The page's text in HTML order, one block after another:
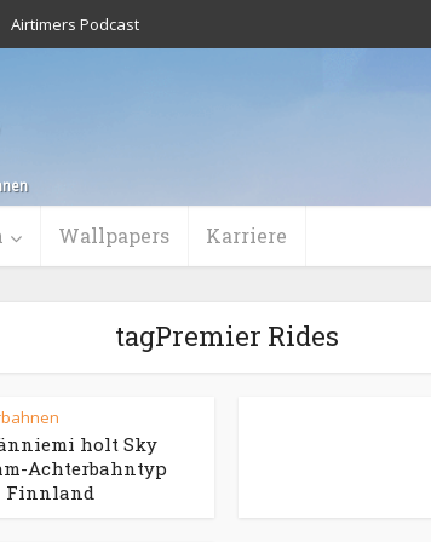
Airtimers Podcast
Wallpapers Karriere
tagPremier Rides
holt Sky
Achterbahntyp
Finnland